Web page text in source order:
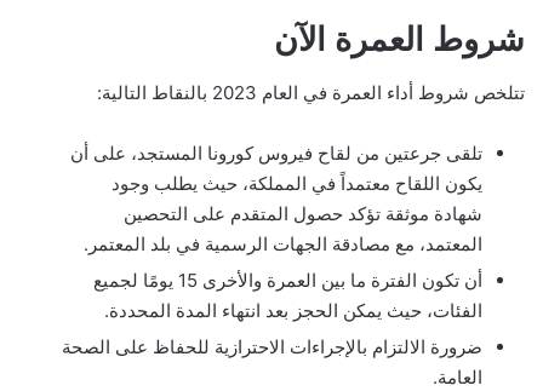
شروط العمرة الآن
تتلخص شروط أداء العمرة في العام 2023 بالنقاط التالية:
تلقى جرعتين من لقاح فيروس كورونا المستجد، على أن
يكون اللقاح معتمداً في المملكة، حيث يطلب وجود
شهادة موثقة تؤكد حصول المتقدم على التحصين
المعتمد، مع مصادقة الجهات الرسمية في بلد المعتمر.
أن تكون الفترة ما بين العمرة والأخرى 15 يومًا لجميع
الفئات، حيث يمكن الحجز بعد انتهاء المدة المحددة.
ضرورة الالتزام بالإجراءات الاحترازية للحفاظ على الصحة
العامة.